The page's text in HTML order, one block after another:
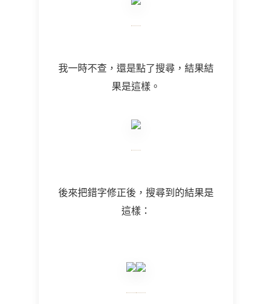
我一時不查，還是點了搜尋，結果結
果是這樣。
後來把錯字修正後，搜尋到的結果是
這樣：